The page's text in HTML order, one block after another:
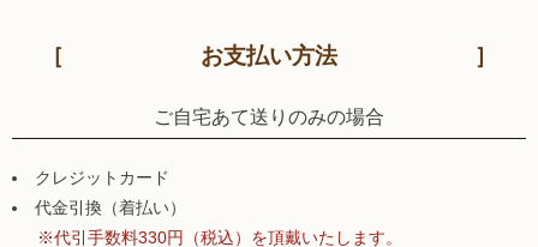
お支払い方法
ご自宅あて送りのみの場合
クレジットカード
代金引換（着払い）
※代引手数料330円（税込）を頂戴いたします。